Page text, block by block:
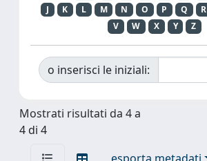
J
K L M N O P Q R
V
W X Y Z
o inserisci le iniziali:
Mostrati risultati da 4 a
4 di 4
esporta metadati